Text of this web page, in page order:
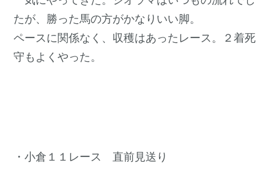
たが、勝った馬の方がかなりいい脚。
ペースに関係なく、収穫はあったレース。２着死
守もよくやった。
・小倉１１レース 直前見送り